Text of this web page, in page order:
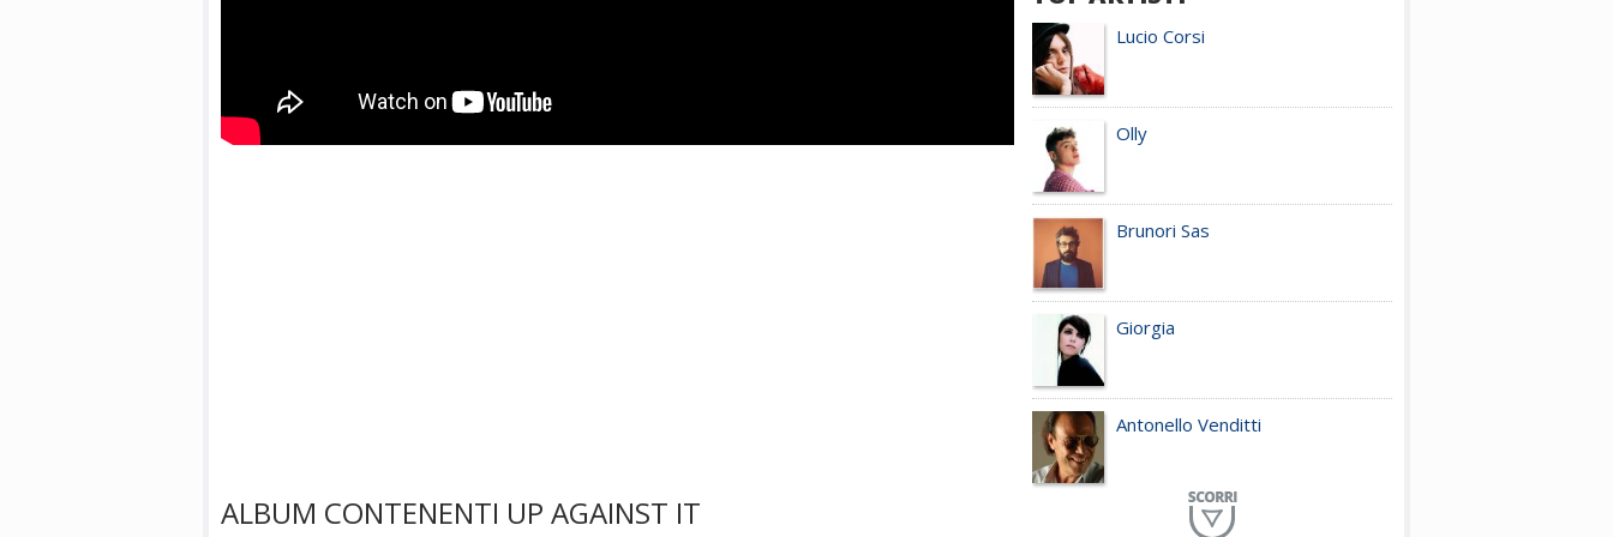
ALBUM CONTENENTI UP AGAINST IT
Lucio Corsi
Olly
Brunori Sas
Giorgia
Antonello Venditti
Planet Funk